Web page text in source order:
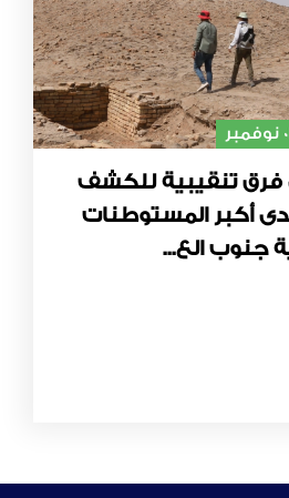
تنقيبية للكشف
أكبر المستوطنات
جنوب الع...